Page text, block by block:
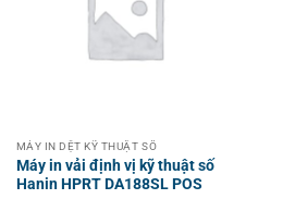
MÁY IN DỆT KỸ THUẬT SỐ
Máy in vải định vị kỹ thuật số
Hanin HPRT DA188SL POS